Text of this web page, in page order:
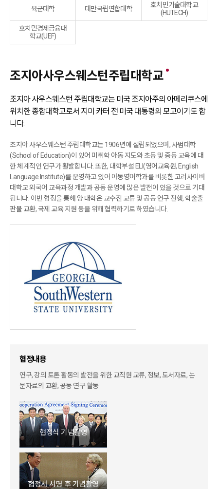
육군대학 대만국립연합대학
호치민기술대학교
(HUTECH)
호치민경제금융대
학교(UEF)
조지아사우스웨스턴주립대학교
조지아 사우스웨스턴 주립대학교는 미국 조지아주의 아메리쿠스에
위치한종합대학교로서 지미 카터 전 미국 대통령의 모교이기도 합
니다.
조지아 사우스웨스턴 주립대학교는 1906년에 설립되었으며, 사범대학
(School of Education)이 있어 미취학 아동 지도와 초등 및 중등 교육에 대
한 체계적인 연구가 활발합니다. 또한, 대학부설 ELI(영어교육원, English
Language Institute)를 운영하고 있어 아동영어학과를 비롯한 고려사이버
대학교 외국어 교육과정 개발과 공동 운영에 많은 발전이 있을 것으로 기대
됩니다. 이번 협정을 통해 양 대학은 교수진 교류 및 공동 연구 진행, 학술출
판물 교환, 국제 교육 지원 등을 위해 협력하기로 하였습니다.
협정내용
연구, 강의 토론 활동의 발전을 위한 교직원 교류, 정보, 도서자료, 논
문자료의 교환, 공동 연구 활동
협정식 기념촬영
협정서 서명 후 기념촬영